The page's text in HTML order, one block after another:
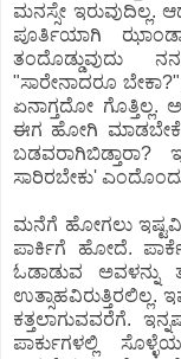
ಮನಸ್ಸೇ
ಪೂರ್ತಿಯಾಗಿ
ತಂದೊಡ್ಡುವುದು
"ಸಾರೇನಾದರೂ
ಏನಾಗ್ತದೋ
ಈಗ ಹೋಗಿ
ಸಾರಿರಬೇಕು'
ಮನೆಗೆ ಹೋಗಲು
ಪಾರ್ಕಿಗೆ ಹೋದೆ.
ಓಡಾಡುವ ಅವಳನ್ನು
ಕತ್ತಲಾಗುವವರೆಗೆ.
ಪಾರ್ಕುಗಳಲ್ಲಿ